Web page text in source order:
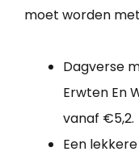
moet worden
Dagverse
Erwten En
vanaf €5,2.
Een